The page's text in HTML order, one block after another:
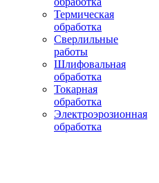
Термическая
обработка
Сверлильные
работы
Шлифовальная
обработка
Токарная
обработка
Электроэрозионная
обработка